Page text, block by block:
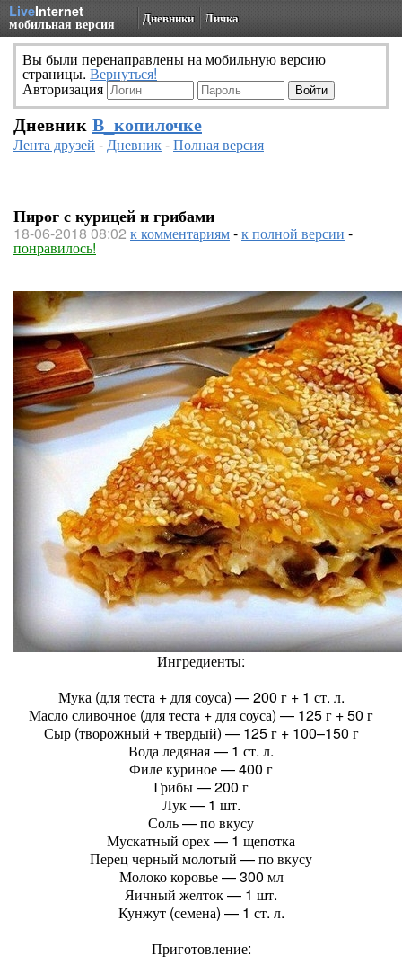
LiveInternet
мобильная версия Дневники Личка
Вы были перенаправлены на мобильную версию
страницы. Вернуться!
Авторизация
Дневник В_копилочке
Лента друзей -Дневник-Полная версия
Пирог с курицей и грибами
18-06-2018 08:02 к комментариям-к полной версии -
понравилось!
Ингредиенты:
Мука (для теста + для соуса) — 200 г + 1 ст. л.
Масло сливочное (для теста + для соуса) — 125 г + 50 г
Сыр (творожный + твердый) — 125 г + 100–150 г
Вода ледяная — 1 ст. л.
Филе куриное — 400 г
Грибы — 200 г
Лук — 1 шт.
Соль — по вкусу
Мускатный орех — 1 щепотка
Перец черный молотый — по вкусу
Молоко коровье — 300 мл
Яичный желток — 1 шт.
Кунжут (семена) — 1 ст. л.
Приготовление: